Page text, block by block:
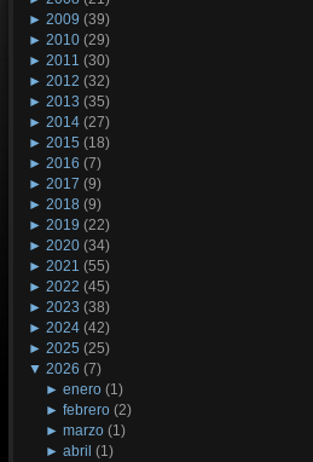
► 2009 (39)
► 2010 (29)
► 2011 (30)
► 2012 (32)
► 2013 (35)
► 2014 (27)
► 2015 (18)
► 2016 (7)
► 2017 (9)
► 2018 (9)
► 2019 (22)
► 2020 (34)
► 2021 (55)
► 2022 (45)
► 2023 (38)
► 2024 (42)
► 2025 (25)
▼ 2026 (7)
►enero (1)
►febrero (2)
►marzo (1)
►abril (1)